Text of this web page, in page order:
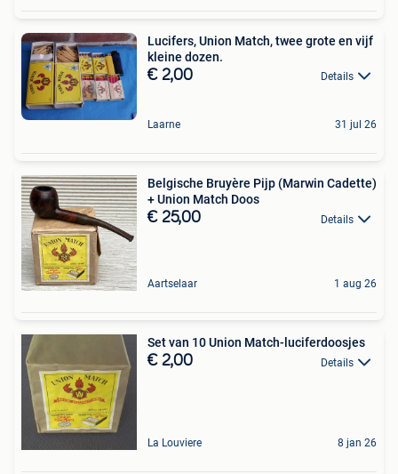
Lucifers, Union Match, twee grote en vijf
kleine dozen.
€ 2,00 Details
Laarne 31 jul 26
Belgische Bruyère Pijp (Marwin Cadette)
+ Union Match Doos
€ 25,00 Details
Aartselaar 1 aug 26
Set van 10 Union Match-luciferdoosjes
€ 2,00 Details
La Louviere 8 jan 26